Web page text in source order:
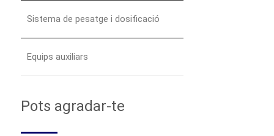
Sistema de pesatge i dosificació
Equips auxiliars
Pots agradar-te